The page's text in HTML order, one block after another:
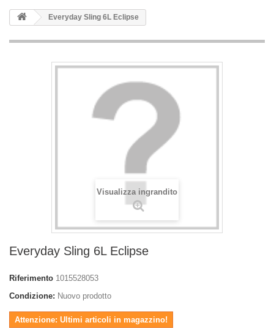
Everyday Sling 6L Eclipse
Visualizza ingrandito
Everyday Sling 6L Eclipse
Riferimento 1015528053
Condizione: Nuovo prodotto
Attenzione: Ultimi articoli in magazzino!